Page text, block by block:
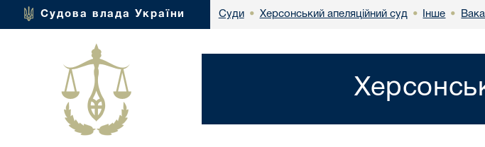
Судова влада України Суди • Херсонський апеляційний суд • Інше •